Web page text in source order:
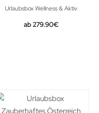
Urlaubsbox Wellness & Aktiv
279.90€